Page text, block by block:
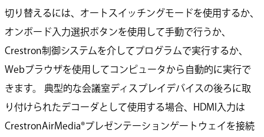
切り替えるには、オートスイッチングモードを使用するか、
オンボード入力選択ボタンを使用して手動で行うか、
Crestron制御システムを介してプログラムで実行するか、
Webブラウザを使用してコンピュータから自動的に実行で
きます。 典型的な会議室ディスプレイデバイスの後ろに取
り付けられたデコーダとして使用する場合、HDMI入力は
CrestronAirMedia®プレゼンテーションゲートウェイを接続